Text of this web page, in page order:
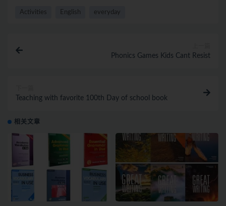
Activities English everyday
Phonics Games Kids Cant Resist
Teaching with favorite 100th Day of school book
相关文章